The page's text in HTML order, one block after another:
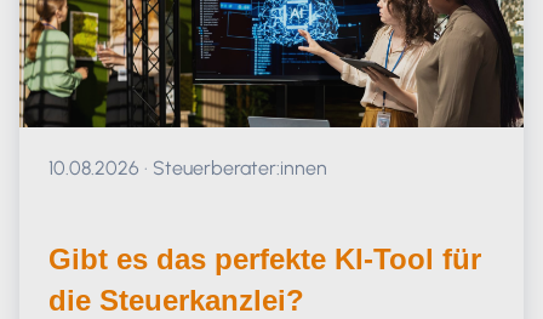
Veröffentlicht am 10.08.2026
10.08.2026 · Steuerberater:innen
Gibt es das perfekte KI-Tool für
die Steuerkanzlei?